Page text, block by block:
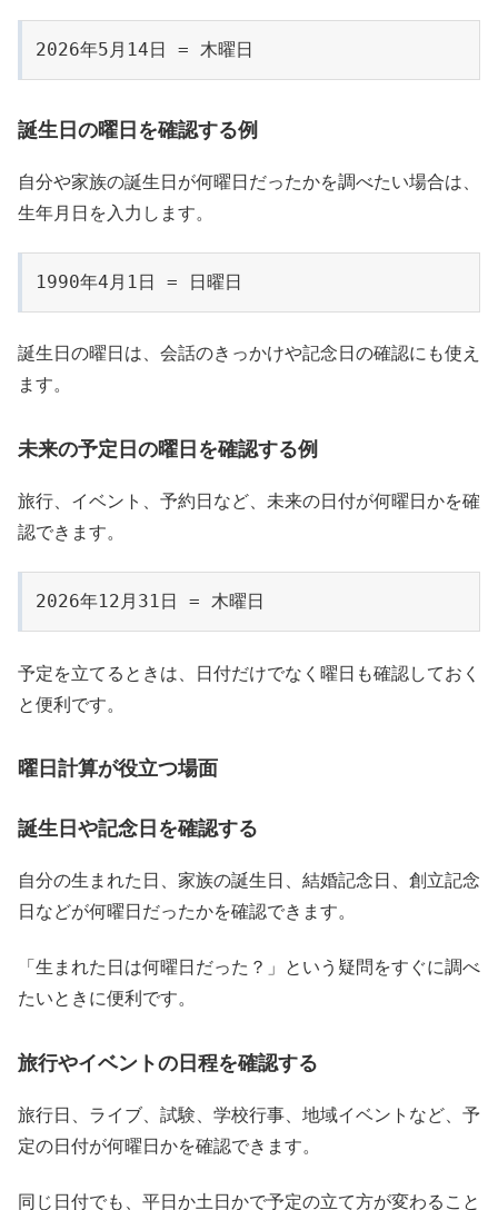
2026年5月14日 = 木曜日
誕生日の曜日を確認する例
自分や家族の誕生日が何曜日だったかを調べたい場合は、
生年月日を入力します。
1990年4月1日 = 日曜日
誕生日の曜日は、会話のきっかけや記念日の確認にも使え
ます。
未来の予定日の曜日を確認する例
旅行、イベント、予約日など、未来の日付が何曜日かを確
認できます。
2026年12月31日 = 木曜日
予定を立てるときは、日付だけでなく曜日も確認しておく
と便利です。
曜日計算が役立つ場面
誕生日や記念日を確認する
自分の生まれた日、家族の誕生日、結婚記念日、創立記念
日などが何曜日だったかを確認できます。
「生まれた日は何曜日だった？」という疑問をすぐに調べ
たいときに便利です。
旅行やイベントの日程を確認する
旅行日、ライブ、試験、学校行事、地域イベントなど、予
定の日付が何曜日かを確認できます。
同じ日付でも、平日か土日かで予定の立て方が変わること